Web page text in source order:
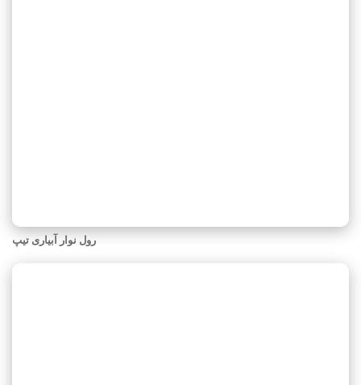
رول نوار آبیاری تیپ